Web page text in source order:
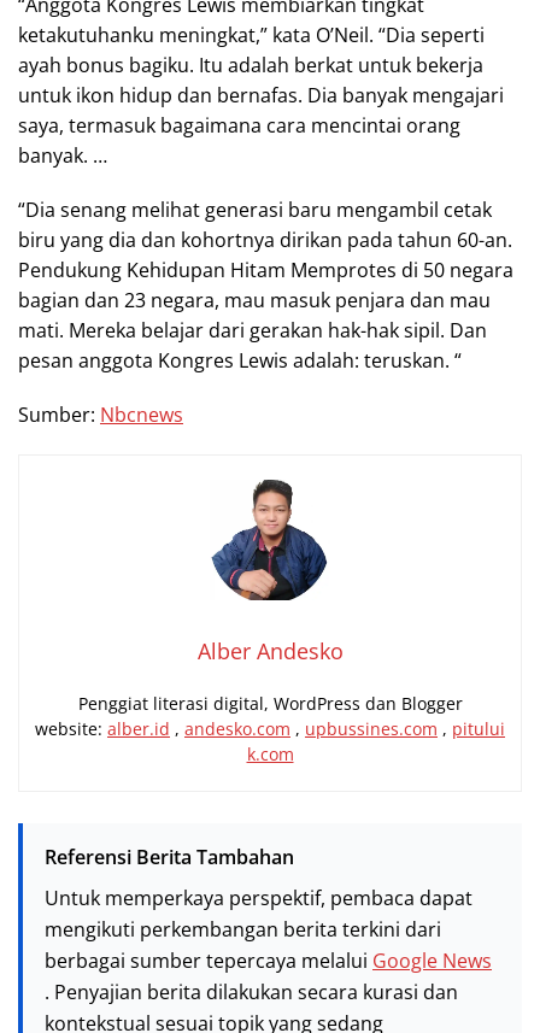
ketakutuhanku meningkat,” kata O’Neil. “Dia seperti
ayah bonus bagiku. Itu adalah berkat untuk bekerja
untuk ikon hidup dan bernafas. Dia banyak mengajari
saya, termasuk bagaimana cara mencintai orang
banyak. …
“Dia senang melihat generasi baru mengambil cetak
biru yang dia dan kohortnya dirikan pada tahun 60-an.
Pendukung Kehidupan Hitam Memprotes di 50 negara
bagian dan 23 negara, mau masuk penjara dan mau
mati. Mereka belajar dari gerakan hak-hak sipil. Dan
pesan anggota Kongres Lewis adalah: teruskan. “
Sumber: Nbcnews
Alber Andesko
Penggiat literasi digital, WordPress dan Blogger
website: alber.id , andesko.com , upbussines.com , pitului
k.com
Referensi Berita Tambahan
Untuk memperkaya perspektif, pembaca dapat
mengikuti perkembangan berita terkini dari
berbagai sumber tepercaya melalui Google News
. Penyajian berita dilakukan secara kurasi dan
kontekstual sesuai topik yang sedang